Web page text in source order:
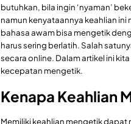
butuhkan, bila ingin ‘nyaman’
namun kenyataannya keahlian
bahasa awam bisa mengetik
harus sering berlatih. Salah
secara online. Dalam artikel ini
kecepatan mengetik.
Kenapa Keahlian
Memiliki keahlian mengetik dapat